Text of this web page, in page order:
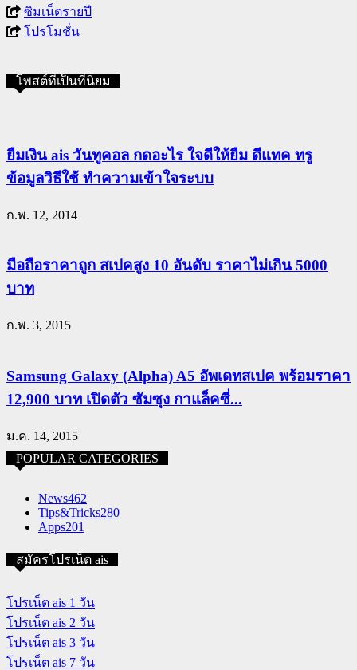
ซิมเน็ตรายปี
โปรโมชั่น
โพสต์ที่เป็นที่นิยม
ยืมเงิน ais วันทูคอล กดอะไร ใจดีให้ยืม ดีแทค ทรู
ข้อมูลวิธีใช้ ทำความเข้าใจระบบ
ก.พ. 12, 2014
มือถือราคาถูก สเปคสูง 10 อันดับ ราคาไม่เกิน 5000
บาท
ก.พ. 3, 2015
Samsung Galaxy (Alpha) A5 อัพเดทสเปค พร้อมราคา
12,900 บาท เปิดตัว ซัมซุง กาแล็คซี่...
ม.ค. 14, 2015
POPULAR CATEGORIES
News462
Tips&Tricks280
Apps201
สมัครโปรเน็ต ais
โปรเน็ต ais 1 วัน
โปรเน็ต ais 2 วัน
โปรเน็ต ais 3 วัน
โปรเน็ต ais 7 วัน